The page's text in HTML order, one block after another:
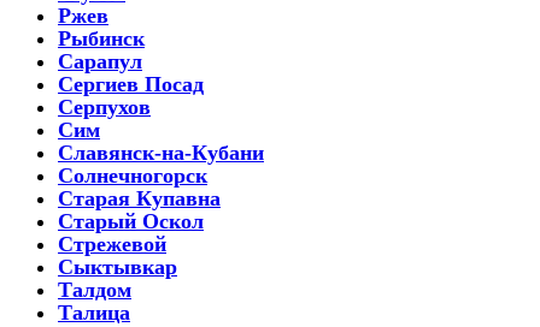
Ржев
Рыбинск
Сарапул
Сергиев Посад
Серпухов
Сим
Славянск-на-Кубани
Солнечногорск
Старая Купавна
Старый Оскол
Стрежевой
Сыктывкар
Талдом
Талица